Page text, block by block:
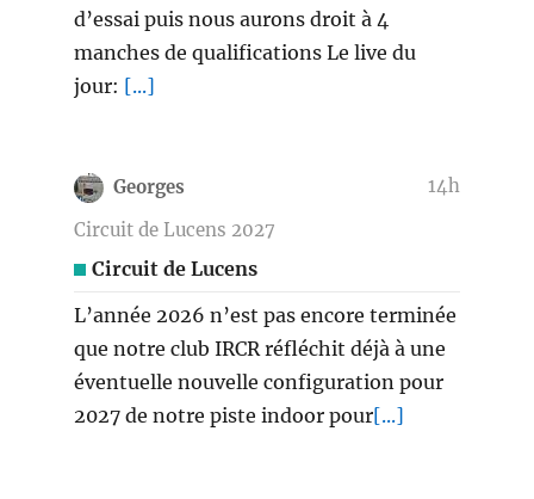
d’essai puis nous aurons droit à 4
manches de qualifications Le live du
jour: [...]
Georges
14h
Circuit de Lucens 2027
Circuit de Lucens
L’année 2026 n’est pas encore terminée
que notre club IRCR réfléchit déjà à une
éventuelle nouvelle configuration pour
2027 de notre piste indoor pour[...]